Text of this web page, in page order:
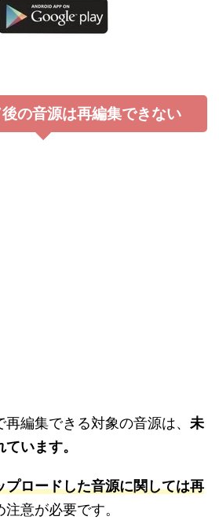
の音源は再編集できない
編集できる対象の音源は、 未
います。
プロードした音源に関しては再
注意が必要です。